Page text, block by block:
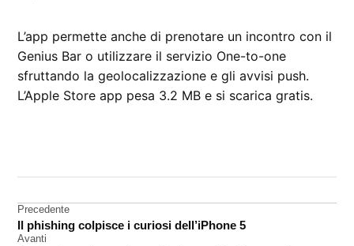
L’app permette anche di prenotare un incontro con il
Genius Bar o utilizzare il servizio One-to-one
sfruttando la geolocalizzazione e gli avvisi push.
L’Apple Store app pesa 3.2 MB e si scarica gratis.
Apple
Store
Navigazione
articoli
Precedente
Il phishing colpisce i curiosi dell’iPhone 5
Avanti